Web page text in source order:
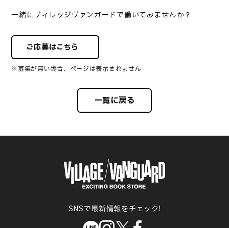
一緒にヴィレッジヴァンガードで働いてみませんか？
ご応募はこちら
※募集が無い場合、ページは表示されません
一覧に戻る
SNSで最新情報をチェック!